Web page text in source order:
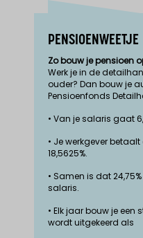
PENSIOENWEETJE
Zo bouw je pensioen
Werk je in de
ouder? Dan bouw je
Pensioenfonds
• Van je salaris gaat
• Je werkgever
18,5625%.
• Samen is dat
salaris.
• Elk jaar bouw je een
wordt uitgekeerd als